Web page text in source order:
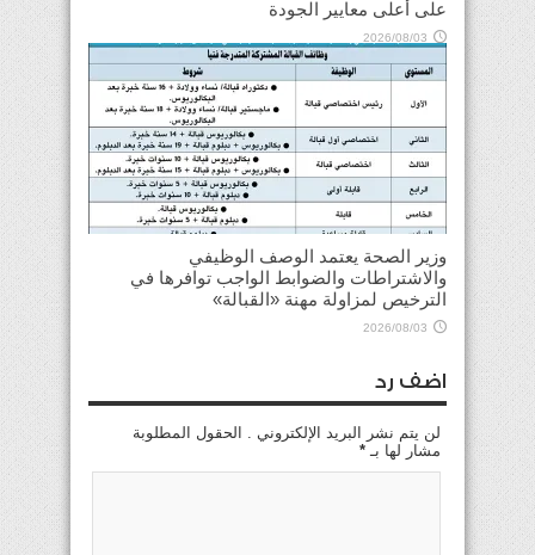
على أعلى معايير الجودة
2026/08/03
وزير الصحة يعتمد الوصف الوظيفي
والاشتراطات والضوابط الواجب توافرها في
الترخيص لمزاولة مهنة «القبالة»
2026/08/03
اضف رد
لن يتم نشر البريد الإلكتروني . الحقول المطلوبة
مشار لها بـ *